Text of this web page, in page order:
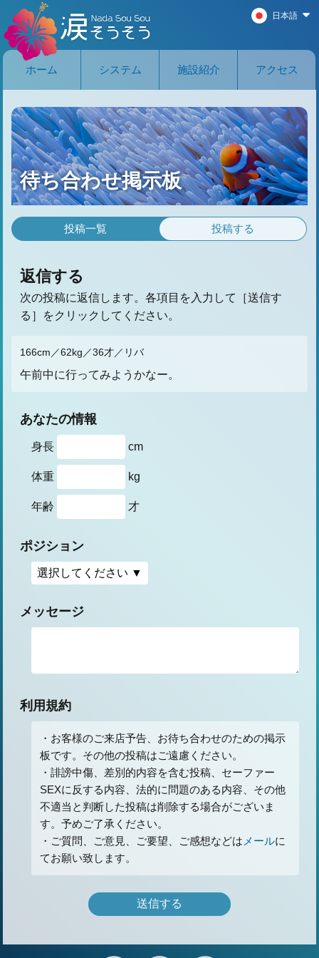
日本語
ホーム システム 施設紹介 アクセス
待ち合わせ掲示板
投稿一覧 投稿する
返信する
次の投稿に返信します。各項目を入力して［送信す
る］をクリックしてください。
166cm／62kg／36才／リバ
午前中に行ってみようかなー。
あなたの情報
身長 cm
体重 kg
年齢 才
ポジション
メッセージ
利用規約
・お客様のご来店予告、お待ち合わせのための掲示
板です。その他の投稿はご遠慮ください。
・誹謗中傷、差別的内容を含む投稿、セーファー
SEXに反する内容、法的に問題のある内容、その他
不適当と判断した投稿は削除する場合がございま
す。予めご了承ください。
・ご質問、ご意見、ご要望、ご感想などは メールに
てお願い致します。